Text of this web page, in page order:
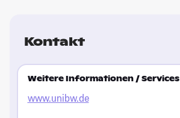
Kontakt
Weitere Informationen / Services
www.unibw.de